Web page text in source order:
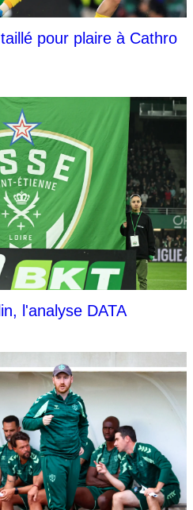
pour plaire à Cathro
l'analyse DATA